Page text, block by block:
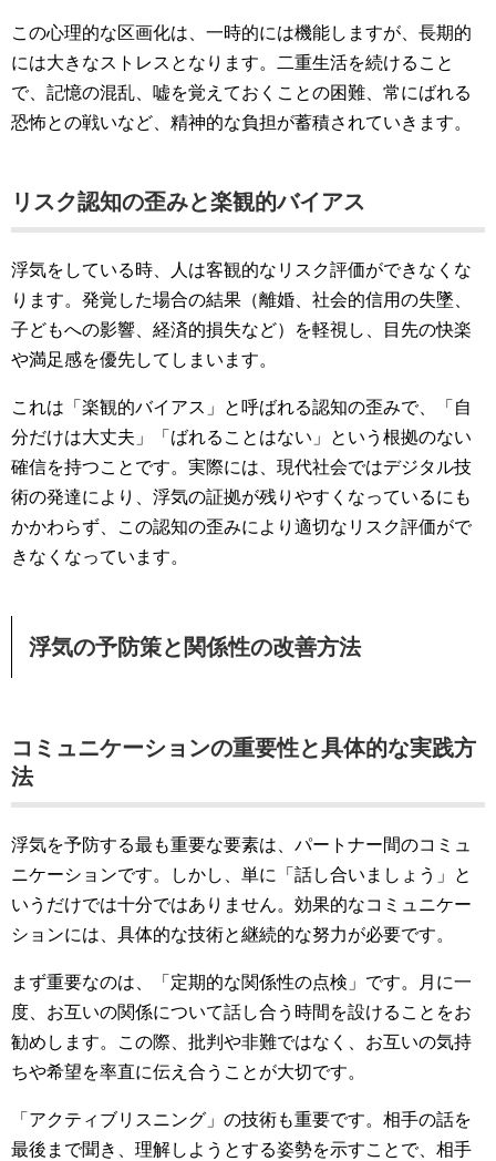
この心理的な区画化は、一時的には機能しますが、長期的
には大きなストレスとなります。二重生活を続けること
で、記憶の混乱、嘘を覚えておくことの困難、常にばれる
恐怖との戦いなど、精神的な負担が蓄積されていきます。
リスク認知の歪みと楽観的バイアス
浮気をしている時、人は客観的なリスク評価ができなくな
ります。発覚した場合の結果（離婚、社会的信用の失墜、
子どもへの影響、経済的損失など）を軽視し、目先の快楽
や満足感を優先してしまいます。
これは「楽観的バイアス」と呼ばれる認知の歪みで、「自
分だけは大丈夫」「ばれることはない」という根拠のない
確信を持つことです。実際には、現代社会ではデジタル技
術の発達により、浮気の証拠が残りやすくなっているにも
かかわらず、この認知の歪みにより適切なリスク評価がで
きなくなっています。
浮気の予防策と関係性の改善方法
コミュニケーションの重要性と具体的な実践方
法
浮気を予防する最も重要な要素は、パートナー間のコミュ
ニケーションです。しかし、単に「話し合いましょう」と
いうだけでは十分ではありません。効果的なコミュニケー
ションには、具体的な技術と継続的な努力が必要です。
まず重要なのは、「定期的な関係性の点検」です。月に一
度、お互いの関係について話し合う時間を設けることをお
勧めします。この際、批判や非難ではなく、お互いの気持
ちや希望を率直に伝え合うことが大切です。
「アクティブリスニング」の技術も重要です。相手の話を
最後まで聞き、理解しようとする姿勢を示すことで、相手